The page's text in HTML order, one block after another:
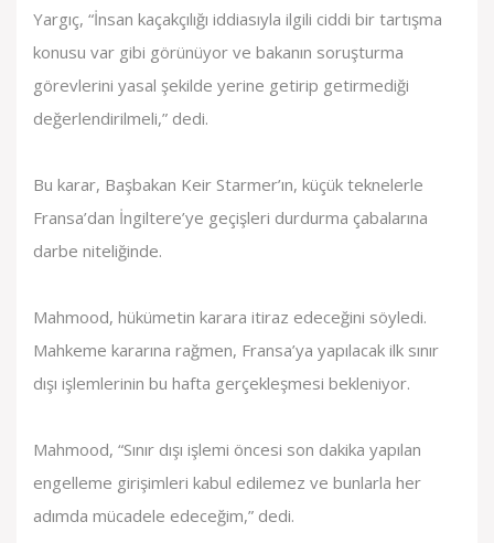
Yargıç, “İnsan kaçakçılığı iddiasıyla ilgili ciddi bir tartışma
konusu var gibi görünüyor ve bakanın soruşturma
görevlerini yasal şekilde yerine getirip getirmediği
değerlendirilmeli,” dedi.
Bu karar, Başbakan Keir Starmer’ın, küçük teknelerle
Fransa’dan İngiltere’ye geçişleri durdurma çabalarına
darbe niteliğinde.
Mahmood, hükümetin karara itiraz edeceğini söyledi.
Mahkeme kararına rağmen, Fransa’ya yapılacak ilk sınır
dışı işlemlerinin bu hafta gerçekleşmesi bekleniyor.
Mahmood, “Sınır dışı işlemi öncesi son dakika yapılan
engelleme girişimleri kabul edilemez ve bunlarla her
adımda mücadele edeceğim,” dedi.